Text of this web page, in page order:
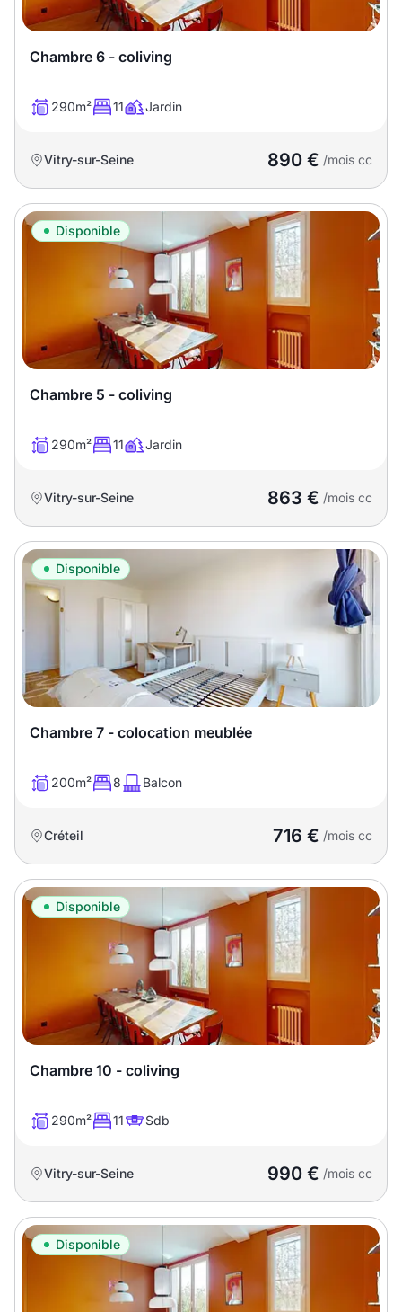
Chambre 6 - coliving
290m² 11 Jardin
Vitry-sur-Seine 890 € /mois cc
Disponible
Chambre 5 - coliving
290m² 11 Jardin
Vitry-sur-Seine 863 € /mois cc
Disponible
Chambre 7 - colocation meublée
200m² 8 Balcon
Créteil 716 € /mois cc
Disponible
Chambre 10 - coliving
290m² 11 Sdb
Vitry-sur-Seine 990 € /mois cc
Disponible